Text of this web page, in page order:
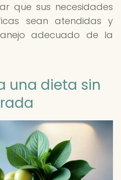
que sus necesidades
sean atendidas y
adecuado de la
una dieta sin